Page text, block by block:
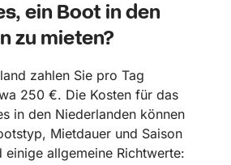
ein Boot in den
zu mieten?
zahlen Sie pro Tag
250 €. Die Kosten für das
in den Niederlanden können
Mietdauer und Saison
allgemeine Richtwerte: